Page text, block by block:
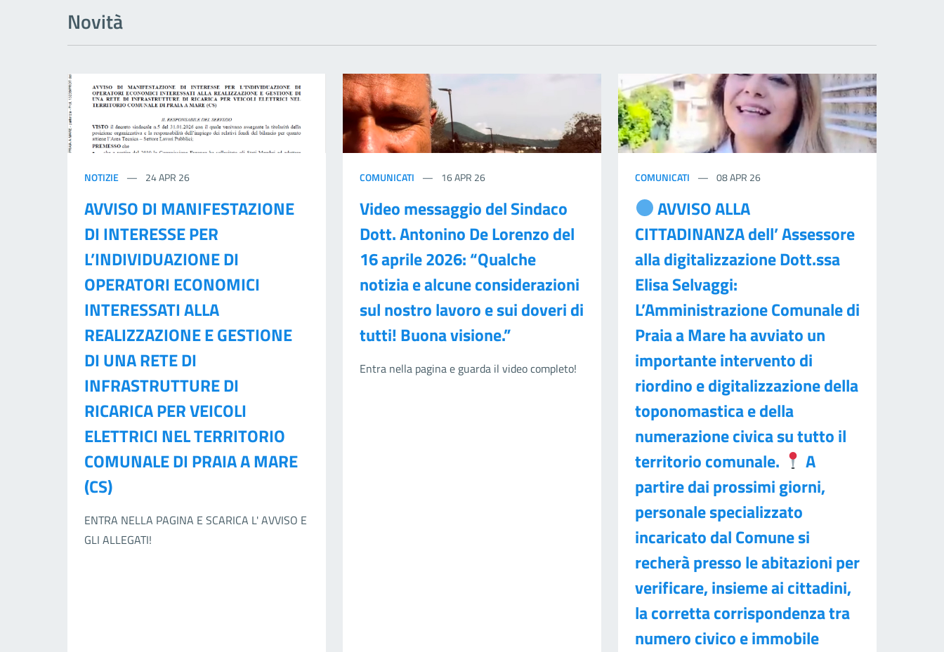
Novità
NOTIZIE 24 APR 26
AVVISO DI MANIFESTAZIONE
DI INTERESSE PER
L’INDIVIDUAZIONE DI
OPERATORI ECONOMICI
INTERESSATI ALLA
REALIZZAZIONE E GESTIONE
DI UNA RETE DI
INFRASTRUTTURE DI
RICARICA PER VEICOLI
ELETTRICI NEL TERRITORIO
COMUNALE DI PRAIA A MARE
(CS)
ENTRA NELLA PAGINA E SCARICA L' AVVISO E
GLI ALLEGATI!
COMUNICATI 16 APR 26
Video messaggio del Sindaco
Dott. Antonino De Lorenzo del
16 aprile 2026: “Qualche
notizia e alcune considerazioni
sul nostro lavoro e sui doveri di
tutti! Buona visione.”
Entra nella pagina e guarda il video completo!
COMUNICATI 08 APR 26
AVVISO ALLA
CITTADINANZA dell’ Assessore
alla digitalizzazione Dott.ssa
Elisa Selvaggi:
L’Amministrazione Comunale di
Praia a Mare ha avviato un
importante intervento di
riordino e digitalizzazione della
toponomastica e della
numerazione civica su tutto il
territorio comunale.
A
partire dai prossimi giorni,
personale specializzato
incaricato dal Comune si
recherà presso le abitazioni per
verificare, insieme ai cittadini,
la corretta corrispondenza tra
numero civico e immobile